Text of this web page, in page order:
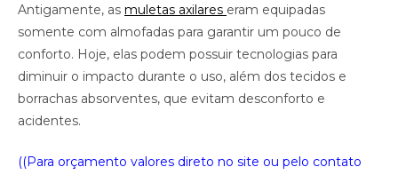
Antigamente, as muletas axilares eram equipadas
somente com almofadas para garantir um pouco de
conforto. Hoje, elas podem possuir tecnologias para
diminuir o impacto durante o uso, além dos tecidos e
borrachas absorventes, que evitam desconforto e
acidentes.
((Para orçamento valores direto no site ou pelo contato